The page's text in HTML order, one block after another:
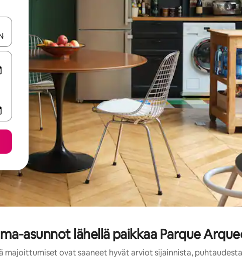
tai tutustu koskettamalla tai pyyhkäisemällä.
asunnot lähellä paikkaa Parque
majoittumiset ovat saaneet hyvät arviot sijainnista,